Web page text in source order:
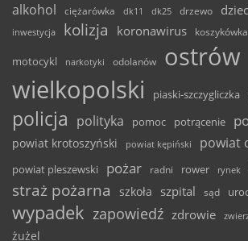
alkohol ciężarówka dk11 dk25 drzewo
inwestycja
kolizja koronawirus koszykówka
motocykl narkotyki odolanów
ostrów
wielkopolski
piaski-szczygliczka
policja polityka pomoc potrącenie
powiat krotoszyński powiat kępiński powiat
powiat pleszewski pożar radni rower rynek
straż pożarna szkoła szpital sąd
wypadek zapowiedź zdrowie
żużel